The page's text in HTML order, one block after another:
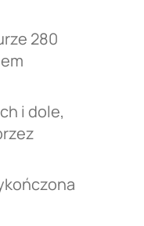
280
i dole,